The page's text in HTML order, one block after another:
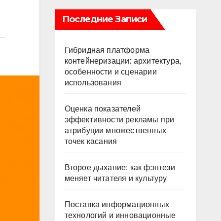
Последние Записи
Гибридная платформа
контейнеризации: архитектура,
особенности и сценарии
использования
Оценка показателей
эффективности рекламы при
атрибуции множественных
точек касания
Второе дыхание: как фэнтези
меняет читателя и культуру
Поставка информационных
технологий и инновационные